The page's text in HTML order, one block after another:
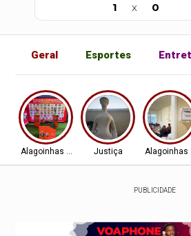
1 x 0
Geral Esportes
Alagoinhas - BA Justiça Alagoinhas -
PUBLICIDADE